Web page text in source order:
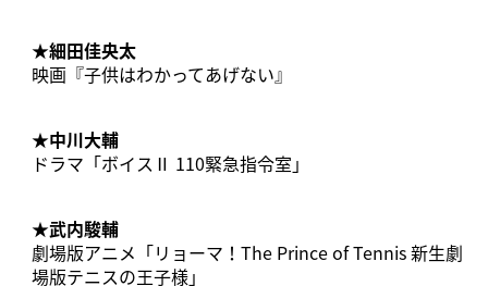
★細田佳央太
映画『子供はわかってあげない』
★中川大輔
ドラマ「ボイスⅡ 110緊急指令室」
★武内駿輔
劇場版アニメ「リョーマ！The Prince of Tennis 新生劇
場版テニスの王子様」